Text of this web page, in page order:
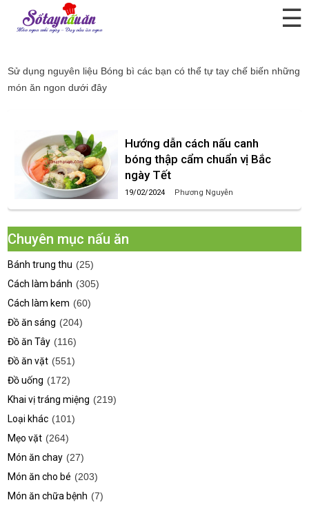
☰
Sử dụng nguyên liệu Bóng bì các bạn có thể tự tay chế biến những
món ăn ngon dưới đây
Hướng dẫn cách nấu canh
bóng thập cẩm chuẩn vị Bắc
ngày Tết
19/02/2024 Phương Nguyễn
Chuyên mục nấu ăn
Bánh trung thu (25)
Cách làm bánh (305)
Cách làm kem (60)
Đồ ăn sáng (204)
Đồ ăn Tây (116)
Đồ ăn vặt (551)
Đồ uống (172)
Khai vị tráng miệng (219)
Loại khác (101)
Mẹo vặt (264)
Món ăn chay (27)
Món ăn cho bé (203)
Món ăn chữa bệnh (7)